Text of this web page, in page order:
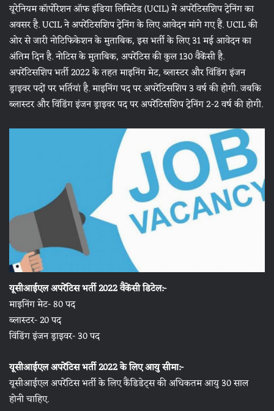
यूरेनियम कॉर्पोरेशन ऑफ इंडिया लिमिटेड (UCIL) में अपरेंटिसशिप ट्रेनिंग का
अवसर है. UCIL ने अपरेंटिसशिप ट्रेनिंग के लिए आवेदन मांगे गए हैं. UCIL की
ओर से जारी नोटिफिकेशन के मुताबिक, इस भर्ती के लिए 31 मई आवेदन का
अंतिम दिन है. नोटिस के मुताबिक, अपरेंटिस की कुल 130 वैकेंसी है.
अपरेंटिसशिप भर्ती 2022 के तहत माइनिंग मेट, ब्लास्टर और विंडिंग इंजन
ड्राइवर पदों पर भर्तियां है. माइनिंग पद पर अपरेंटिसशिप 3 वर्ष की होगी. जबकि
ब्लास्टर और विंडिंग इंजन ड्राइवर पद पर अपरेंटिसशिप ट्रेनिंग 2-2 वर्ष की होगी.
यूसीआईएल अपरेंटिस भर्ती 2022 वैकेंसी डिटेल:-
माइनिंग मेट- 80 पद
ब्लास्टर- 20 पद
विंडिंग इंजन ड्राइवर- 30 पद
यूसीआईएल अपरेंटिस भर्ती 2022 के लिए आयु सीमा:-
यूसीआईएल अपरेंटिस भर्ती के लिए कैंडिडेट्स की अधिकतम आयु 30 साल
होनी चाहिए.